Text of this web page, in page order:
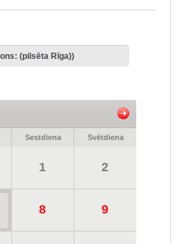
Sestdiena Svētdiena
1 2
8 9